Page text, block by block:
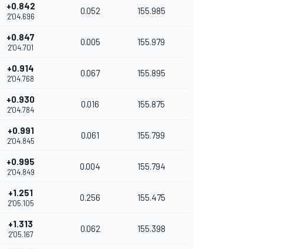
+0.842
2'04.696
0.052 155.985
+0.847
2'04.701
0.005 155.979
+0.914
2'04.768
0.067 155.895
+0.930
2'04.784
0.016 155.875
+0.991
2'04.845
0.061 155.799
+0.995
2'04.849
0.004 155.794
+1.251
2'05.105
0.256 155.475
+1.313
2'05.167
0.062 155.398